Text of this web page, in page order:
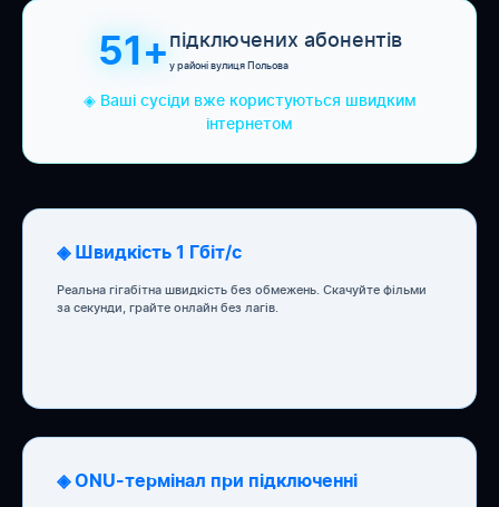
51+підключених абонентів
у районі вулиця Польова
◈ Ваші сусіди вже користуються швидким
інтернетом
◈ Швидкість 1 Гбіт/с
Реальна гігабітна швидкість без обмежень. Скачуйте фільми
за секунди, грайте онлайн без лагів.
◈ ONU-термінал при підключенні